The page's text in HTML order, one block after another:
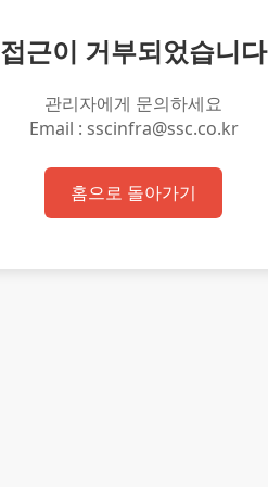
접근이 거부되었습니다
관리자에게 문의하세요
Email : sscinfra@ssc.co.kr
홈으로 돌아가기